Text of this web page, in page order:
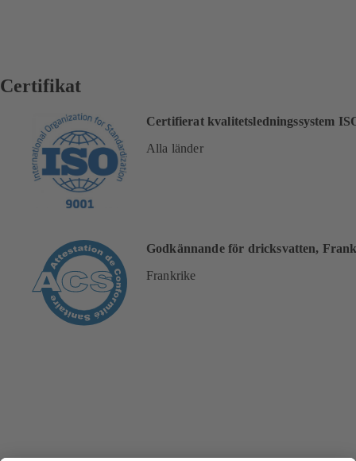
Certifikat
Certifierat kvalitetsledningssystem
Alla länder
Godkännande för dricksvatten,
Frankrike